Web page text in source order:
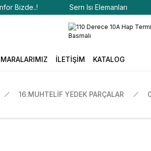
Sern Isı Elemanları
İLETİŞİM KATALOG
16.MUHTELİF YEDEK PARÇALAR